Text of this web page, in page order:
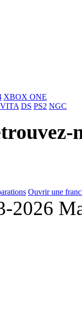
XBOX ONE
DS PS2 NGC
Ouvrir une
2026